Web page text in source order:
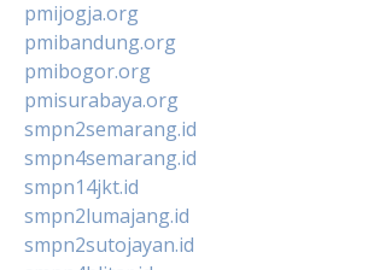
pmijogja.org
pmibandung.org
pmibogor.org
pmisurabaya.org
smpn2semarang.id
smpn4semarang.id
smpn14jkt.id
smpn2lumajang.id
smpn2sutojayan.id